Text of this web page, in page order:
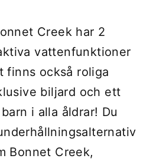
Creek har 2
vattenfunktioner
finns också roliga
biljard och ett
i alla åldrar! Du
Bonnet Creek,